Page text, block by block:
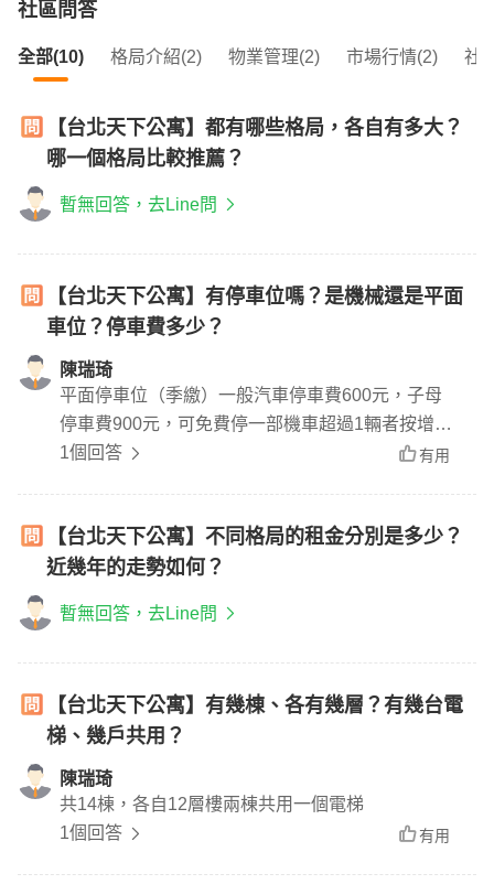
社區問答
全部(10) 格局介紹(2) 物業管理(2) 市場行情(2) 社
【台北天下公寓】都有哪些格局，各自有多大？
哪一個格局比較推薦？
暫無回答，去Line問
【台北天下公寓】有停車位嗎？是機械還是平面
車位？停車費多少？
陳瑞琦
平面停車位（季繳）一般汽車停車費600元，子母
停車費900元，可免費停一部機車超過1輛者按增停
機車數（1輛100元）收去管理費機車管理費（清潔
1個回答 有用
【台北天下公寓】不同格局的租金分別是多少？
近幾年的走勢如何？
暫無回答，去Line問
【台北天下公寓】有幾棟、各有幾層？有幾台電
梯、幾戶共用？
陳瑞琦
共14棟，各自12層樓兩棟共用一個電梯
1個回答
有用